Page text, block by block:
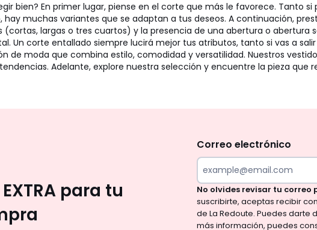
bien? En primer lugar, piense en el corte que más le favorece. Tanto
muchas variantes que se adaptan a tus deseos. A continuación,
(cortas, largas o tres cuartos) y la presencia de una abertura o
Un corte entallado siempre lucirá mejor tus atributos, tanto si vas a
de moda que combina estilo, comodidad y versatilidad. Nuestros
Adelante, explore nuestra selección y encuentre la pieza que
olvides
revisar
tu
correo
para
confirmar
para tu
Correo electrónico
No olvides revisar tu
suscribirte, aceptas recibir
de La Redoute. Puedes darte
más información, puedes